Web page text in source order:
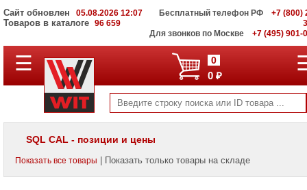
Сайт обновлен 05.08.2026 12:07
Товаров в каталоге 96 659
Бесплатный телефон РФ
+7 (800)
Для звонков по Москве
+7 (495) 901-
ПОЛНЫЙ
КАТАЛОГ
Корпоративные
серверы
WIT
Системы
данных
☰ 0
0 ₽
SQL CAL - позиции и цены
Показать все товары | Показать только товары на складе